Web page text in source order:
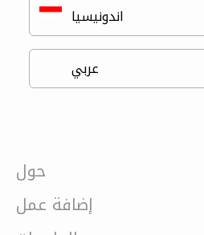
حول
إضافة عمل